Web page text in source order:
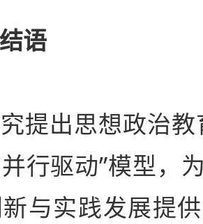
语
提出思想政治
行驱动”模型，
与实践发展提